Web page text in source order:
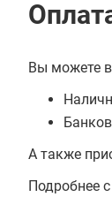
Вы можете
А также
Подробнее